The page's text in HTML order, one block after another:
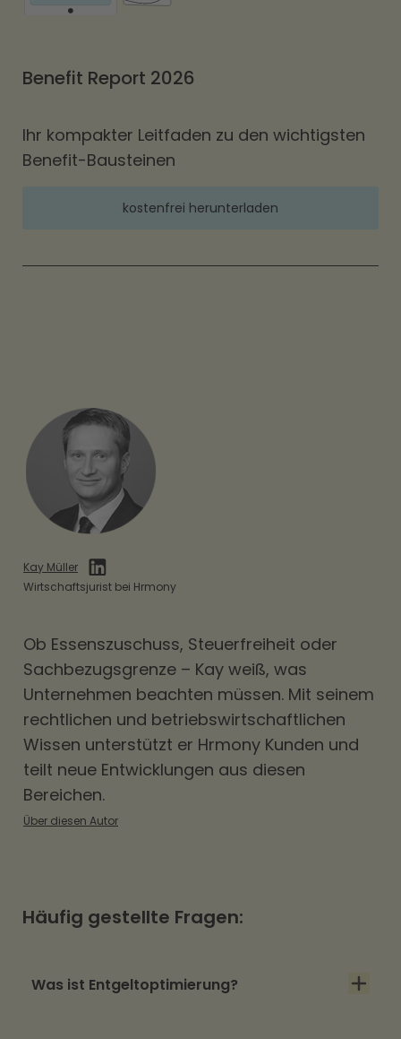
Benefit Report 2026
Ihr kompakter Leitfaden zu den wichtigsten
Benefit-Bausteinen
kostenfrei herunterladen
Kay Müller
Wirtschaftsjurist bei Hrmony
Ob Essenszuschuss, Steuerfreiheit oder
Sachbezugsgrenze – Kay weiß, was
Unternehmen beachten müssen. Mit seinem
rechtlichen und betriebswirtschaftlichen
Wissen unterstützt er Hrmony Kunden und
teilt neue Entwicklungen aus diesen
Bereichen.
Über diesen Autor
Häufig gestellte Fragen:
Was ist Entgeltoptimierung?